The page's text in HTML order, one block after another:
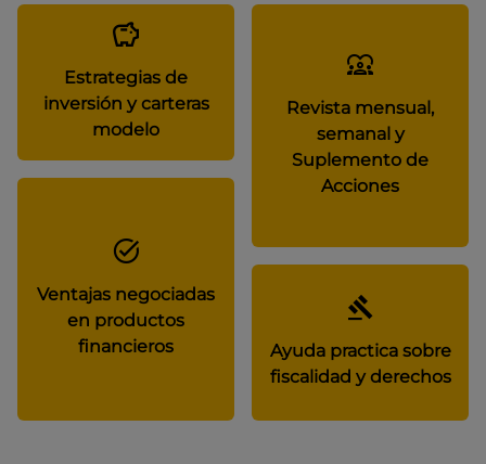
Estrategias de
inversión y carteras
modelo
Revista mensual,
semanal y
Suplemento de
Acciones
Ventajas negociadas
en productos
financieros
Ayuda practica sobre
fiscalidad y derechos